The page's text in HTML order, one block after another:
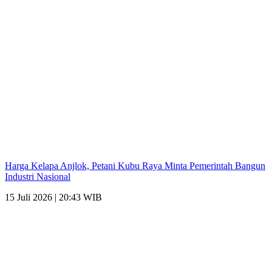
Harga Kelapa Anjlok, Petani Kubu Raya Minta Pemerintah Bangun
Industri Nasional
15 Juli 2026 | 20:43 WIB